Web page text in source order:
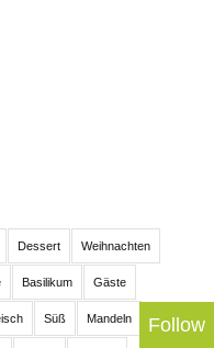
Dessert Weihnachten
Basilikum Gäste
Süß Mandeln Follow